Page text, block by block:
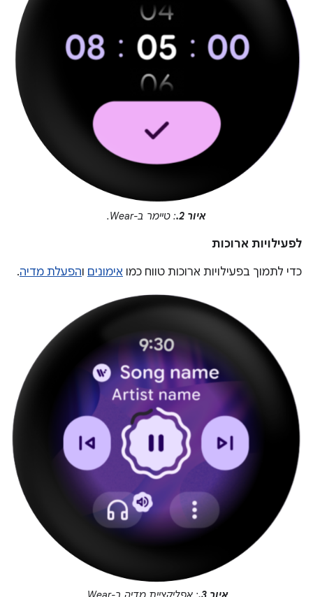
איור 2. : טיימר ב-Wear.
לפעילויות ארוכות
כדי לתמוך בפעילויות ארוכות טווח כמו אימונים והפעלת מדיה.